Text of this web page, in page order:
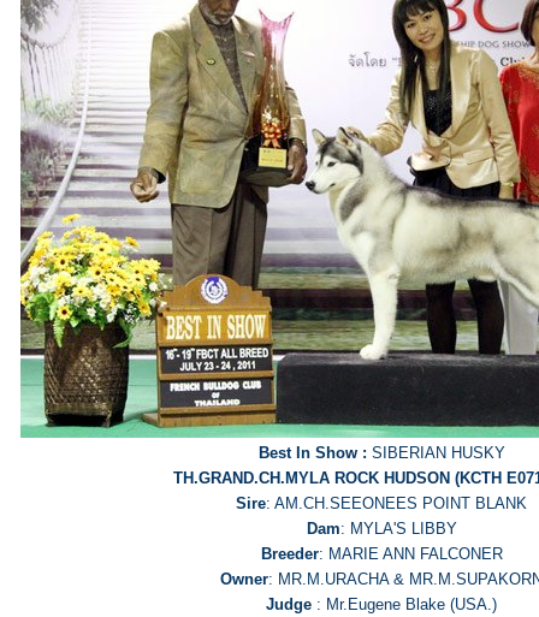
Best In Show : SIBERIAN HUSKY
TH.GRAND.CH.MYLA ROCK HUDSON (KCTH
Sire: AM.CH.SEEONEES POINT BLANK
Dam: MYLA'S LIBBY
Breeder: MARIE ANN FALCONER
Owner: MR.M.URACHA &
Judge : Mr.Eugene Blake (USA.)